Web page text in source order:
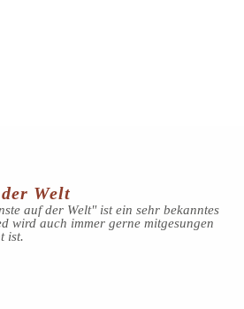
Welt
auf der Welt" ist ein sehr bekanntes
wird auch immer gerne mitgesungen
ist.